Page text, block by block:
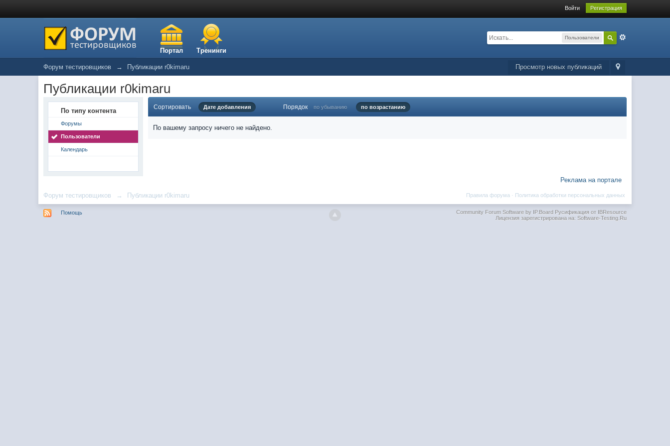
Войти Регистрация
Портал Тренинги
Пользователи
Просмотр новых публикаций
Форум тестировщиков → Публикации r0kimaru
Публикации r0kimaru
По типу контента
Форумы
Пользователи
Календарь
Сортировать Дате добавления Порядок по убыванию по возрастанию
По вашему запросу ничего не найдено.
Реклама на портале
Форум тестировщиков → Публикации r0kimaru Политика обработки персональных данных
Правила форума ·
Помощь Community Forum Software by IP.BoardРусификация от IBResource
Лицензия зарегистрирована на: Software-Testing.Ru